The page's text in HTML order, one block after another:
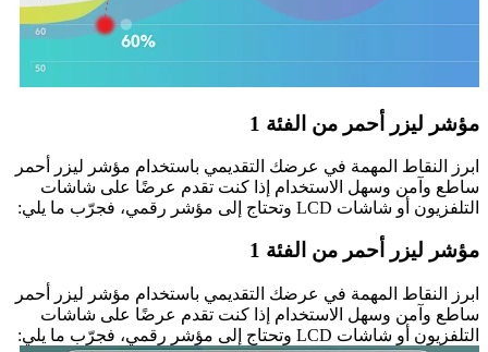
مؤشر ليزر أحمر من الفئة 1
ابرز النقاط المهمة في عرضك التقديمي باستخدام مؤشر ليزر أحمر
ساطع وآمن وسهل الاستخدام إذا كنت تقدم عرضًا على شاشات
التلفزيون أو شاشات LCD وتحتاج إلى مؤشر رقمي، فجرّب ما يلي:
مؤشر ليزر أحمر من الفئة 1
ابرز النقاط المهمة في عرضك التقديمي باستخدام مؤشر ليزر أحمر
ساطع وآمن وسهل الاستخدام إذا كنت تقدم عرضًا على شاشات
التلفزيون أو شاشات LCD وتحتاج إلى مؤشر رقمي، فجرّب ما يلي: